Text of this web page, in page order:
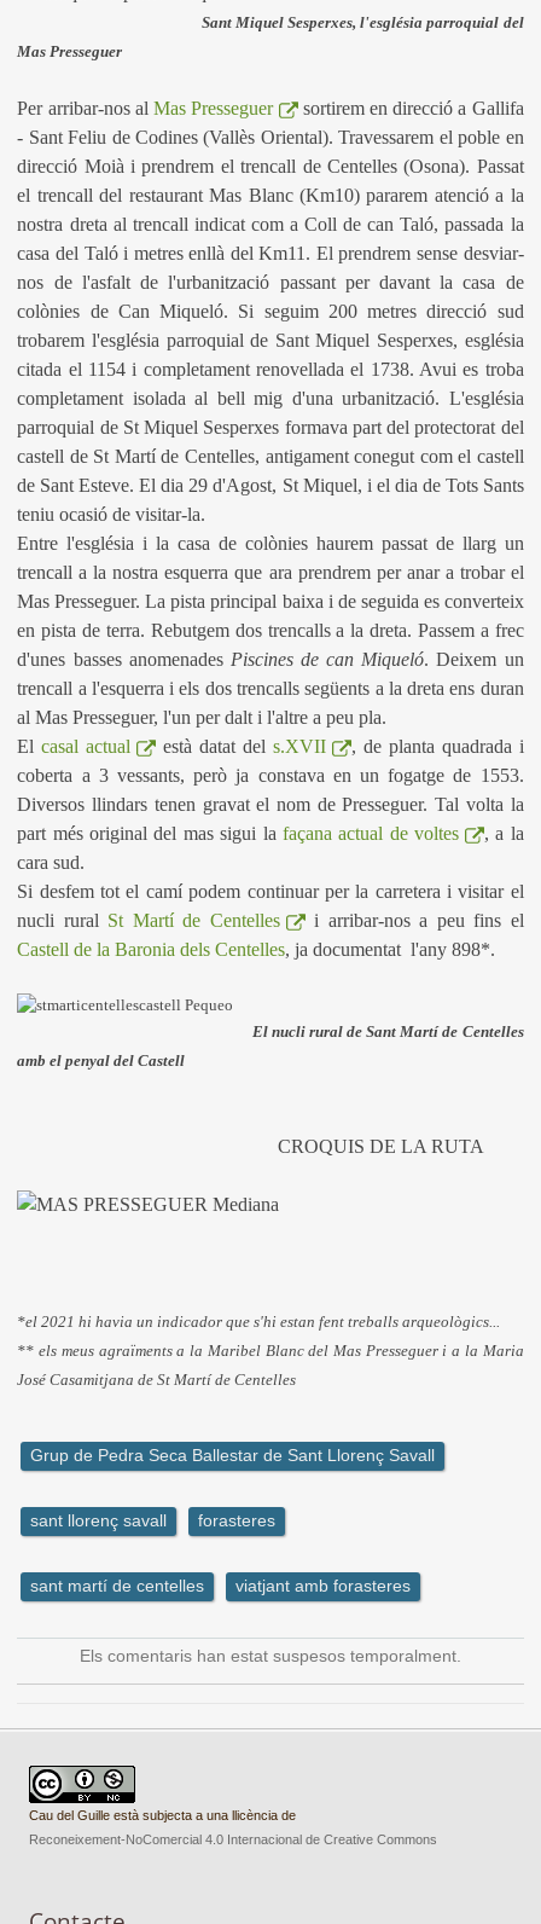
Sant Miquel Sesperxes, l'església parroquial del
Mas Presseguer
Per arribar-nos al Mas Presseguer
sortirem en direcció a Gallifa
- Sant Feliu de Codines (Vallès Oriental). Travessarem el poble en
direcció Moià i prendrem el trencall de Centelles (Osona). Passat
el trencall del restaurant Mas Blanc (Km10) pararem atenció a la
nostra dreta al trencall indicat com a Coll de can Taló, passada la
casa del Taló i metres enllà del Km11. El prendrem sense desviar-
nos de l'asfalt de l'urbanització passant per davant la casa de
colònies de Can Miqueló. Si seguim 200 metres direcció sud
trobarem l'església parroquial de Sant Miquel Sesperxes, església
citada el 1154 i completament renovellada el 1738. Avui es troba
completament isolada al bell mig d'una urbanització. L'església
parroquial de St Miquel Sesperxes formava part del protectorat del
castell de St Martí de Centelles, antigament conegut com el castell
de Sant Esteve. El dia 29 d'Agost, St Miquel, i el dia de Tots Sants
teniu ocasió de visitar-la.
Entre l'església i la casa de colònies haurem passat de llarg un
trencall a la nostra esquerra que ara prendrem per anar a trobar el
Mas Presseguer. La pista principal baixa i de seguida es converteix
en pista de terra. Rebutgem dos trencalls a la dreta. Passem a frec
d'unes basses anomenades Piscines de can Miqueló. Deixem un
trencall a l'esquerra i els dos trencalls següents a la dreta ens duran
al Mas Presseguer, l'un per dalt i l'altre a peu pla.
Elcasal actual està datat del s.XVII
, de planta quadrada i
coberta a 3 vessants, però ja constava en un fogatge de 1553.
Diversos llindars tenen gravat el nom de Presseguer. Tal volta la
part més original del mas sigui la façana actual de voltes
, a la
cara sud.
Si desfem tot el camí podem continuar per la carretera i visitar el
nucli rural St Martí de Centelles
i arribar-nos a peu fins el
Castell de la Baronia dels Centelles, ja documentat l'any 898*.
El nucli rural de Sant Martí de Centelles
amb el penyal del Castell
CROQUIS DE LA RUTA
*el 2021 hi havia un indicador que s'hi estan fent treballs arqueològics...
** els meus agraïments a la Maribel Blanc del Mas Presseguer i a la Maria
José Casamitjana de St Martí de Centelles
Grup de Pedra Seca Ballestar de Sant Llorenç Savall
sant llorenç savall forasteres
sant martí de centelles viatjant amb forasteres
Els comentaris han estat suspesos temporalment.
Cau del Guille està subjecta a una llicència de
Reconeixement-NoComercial 4.0 Internacional de Creative Commons